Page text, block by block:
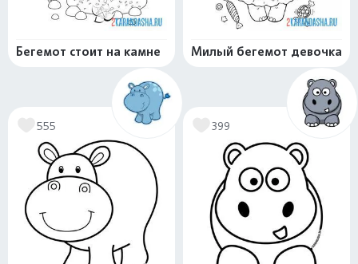
Бегемот стоит на камне Милый бегемот девочка
555 399